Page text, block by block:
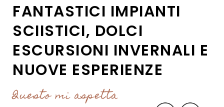
FANTASTICI IMPIANTI
SCIISTICI, DOLCI
ESCURSIONI INVERNALI E
NUOVE ESPERIENZE
Questo mi aspetta